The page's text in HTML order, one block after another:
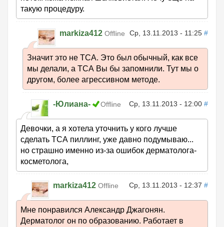
такую процедуру.
markiza412 Offline Ср, 13.11.2013 - 11:25 #
Значит это не ТСА. Это был обычный, как все
мы делали, а ТСА Вы бы запомнили. Тут мы о
другом, более агрессивном методе.
-Юлиана- Offline Ср, 13.11.2013 - 12:00 #
Девочки, а я хотела уточнить у кого лучше
сделать ТСА пиллинг, уже давно подумываю...
но страшно именно из-за ошибок дерматолога-
косметолога,
markiza412 Offline Ср, 13.11.2013 - 12:37 #
Мне понравился Александр Джагонян.
Дерматолог он по образованию. Работает в